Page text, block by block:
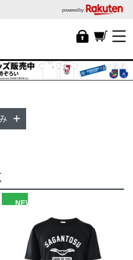
powered by
NEW